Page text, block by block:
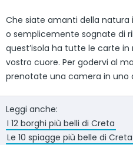
Che siate amanti della natura
o semplicemente sognate di
quest’isola ha tutte le carte
vostro cuore. Per godervi al
prenotate una camera in uno
Leggi anche:
I 12 borghi più belli di Creta
Le 10 spiagge più belle di Creta